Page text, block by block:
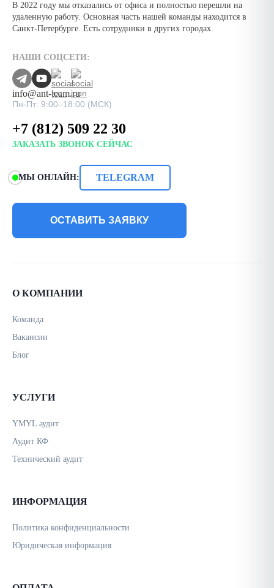
В 2022 году мы отказались от офиса и полностью перешли на
удаленную работу. Основная часть нашей команды находится в
Санкт-Петербурге. Есть сотрудники в других городах.
НАШИ СОЦСЕТИ:
info@ant-team.ru
Пн-Пт: 9:00–18:00 (МСК)
+7 (812) 509 22 30
ЗАКАЗАТЬ ЗВОНОК СЕЙЧАС
МЫ ОНЛАЙН: TELEGRAM
ОСТАВИТЬ ЗАЯВКУ
О КОМПАНИИ
Команда
Вакансии
Блог
УСЛУГИ
YMYL аудит
Аудит КФ
Технический аудит
ИНФОРМАЦИЯ
Политика конфиденциальности
Юридическая информация